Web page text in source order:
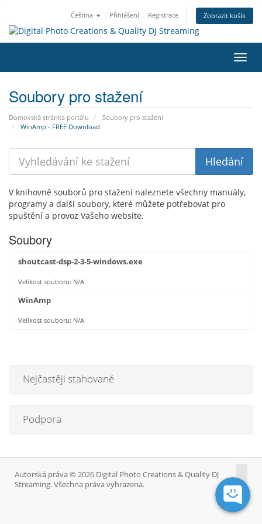
Čeština Přihlášení Registrace Zobrazit košík
Soubory pro stažení
Domovská stránka portálu
Soubory pro stažení
WinAmp - FREE Download
V knihovně souborů pro stažení naleznete všechny manuály,
programy a další soubory, které můžete potřebovat pro
spuštění a provoz Vašeho website.
Soubory
shoutcast-dsp-2-3-5-windows.exe
Velikost souboru: N/A
WinAmp
Velikost souboru: N/A
Nejčastěji stahované
Podpora
Autorská práva © 2026 Digital Photo Creations & Quality DJ
Streaming. Všechna práva vyhrazena.